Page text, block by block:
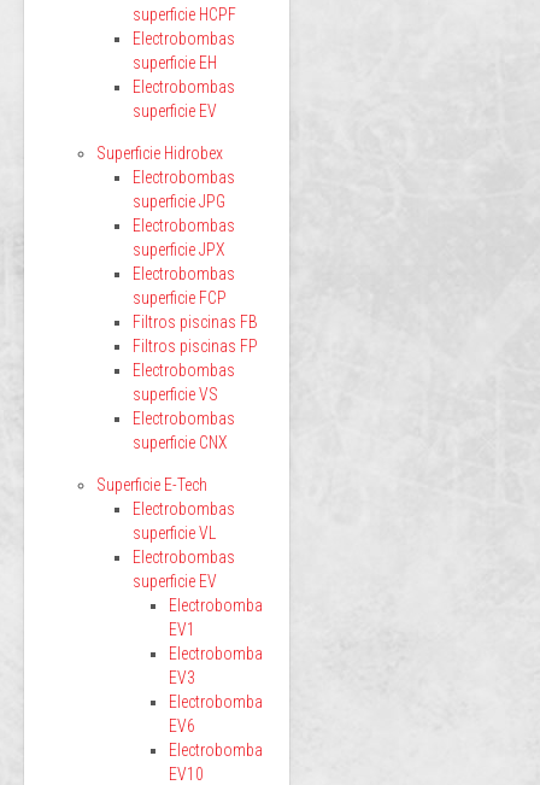
superficie HCPF
Electrobombas
superficie EH
Electrobombas
superficie EV
Superficie Hidrobex
Electrobombas
superficie JPG
Electrobombas
superficie JPX
Electrobombas
superficie FCP
Filtros piscinas FB
Filtros piscinas FP
Electrobombas
superficie VS
Electrobombas
superficie CNX
Superficie E-Tech
Electrobombas
superficie VL
Electrobombas
superficie EV
Electrobomba
EV1
Electrobomba
EV3
Electrobomba
EV6
Electrobomba
EV10